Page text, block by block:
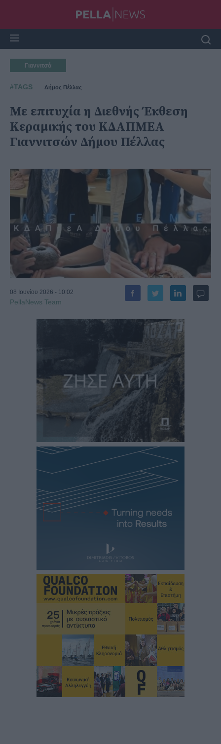
Γιαννιτσά
#TAGS Δήμος Πέλλας
Με επιτυχία η Διεθνής Έκθεση
Κεραμικής του ΚΔΑΠΜΕΑ
Γιαννιτσών Δήμου Πέλλας
08 Ιουνίου 2026 - 10:02
PellaNews Team